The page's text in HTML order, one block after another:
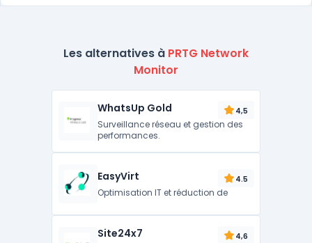
Les alternatives à PRTG Network
Monitor
WhatsUp Gold 4,5
Surveillance réseau et gestion des
performances.
EasyVirt 4.5
Optimisation IT et réduction de
Site24x7 4,6